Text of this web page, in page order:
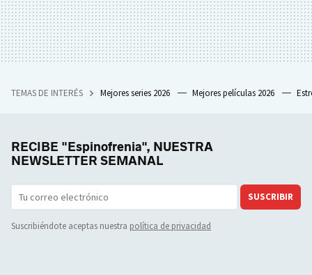
TEMAS DE INTERÉS Mejores series 2026 Mejores películas 2026
RECIBE "Espinofrenia", NUESTRA
NEWSLETTER SEMANAL
SUSCRIBIR
Suscribiéndote aceptas nuestra política de privacidad